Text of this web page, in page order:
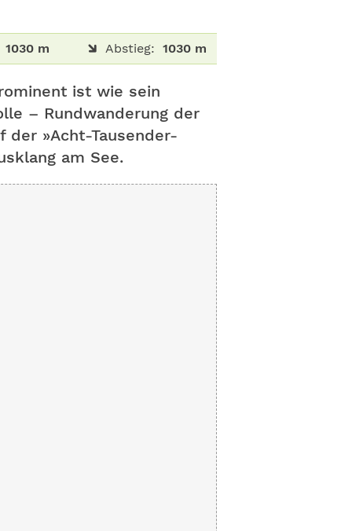
1030 m Abstieg: 1030 m
ist wie sein
– Rundwanderung der
der »Acht-Tausender-
am See.